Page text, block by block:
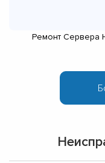
Ремонт Сервера